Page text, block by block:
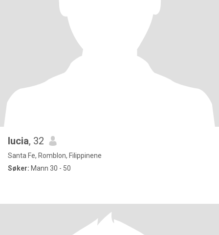
lucia, 32
Santa Fe, Romblon, Filippinene
Søker: Mann 30 - 50